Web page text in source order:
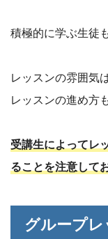
積極的に学ぶ生徒
レッスンの雰囲気
レッスンの進め方
受講生によってレ
ることを注意して
グループ